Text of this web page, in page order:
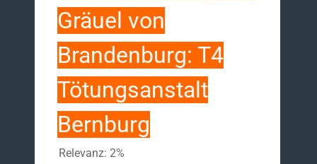
Gräuel von
Brandenburg: T4
Tötungsanstalt
Bernburg
Relevanz: 2%